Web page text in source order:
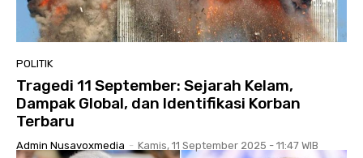
POLITIK
Tragedi 11 September: Sejarah Kelam,
Dampak Global, dan Identifikasi Korban
Terbaru
Admin Nusavoxmedia - Kamis, 11 September 2025 - 11:47 WIB